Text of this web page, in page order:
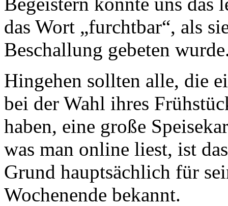
das Wort „furchtbar“, als
Beschallung gebeten
Hingehen sollten alle, die
bei der Wahl ihres
haben, eine große
was man online liest, ist
Grund hauptsächlich für
Wochenende bekannt.